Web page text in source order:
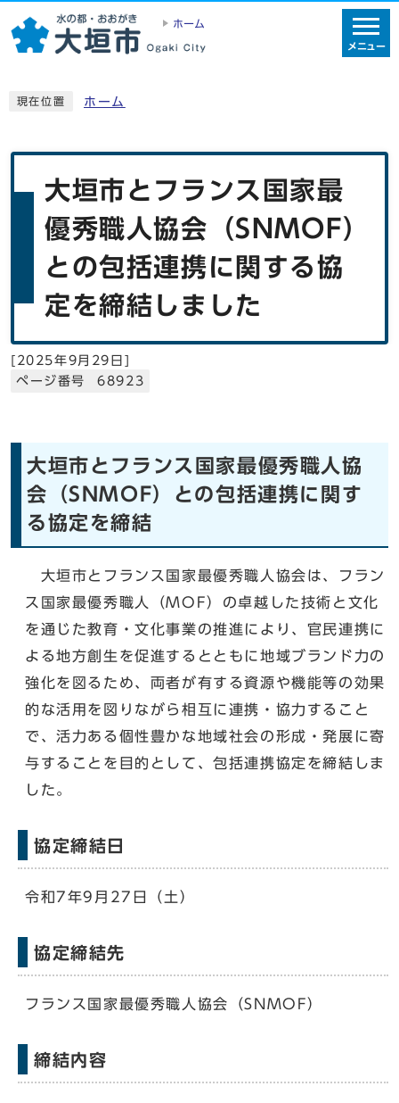
ホーム
メニュー
現在位置 ホーム
大垣市とフランス国家最
優秀職人協会（SNMOF）
との包括連携に関する協
定を締結しました
[ 2025年9月29日 ]
ページ番号 68923
大垣市とフランス国家最優秀職人協
会（SNMOF）との包括連携に関す
る協定を締結
大垣市とフランス国家最優秀職人協会は、フラン
ス国家最優秀職人（MOF）の卓越した技術と文化
を通じた教育・文化事業の推進により、官民連携に
よる地方創生を促進するとともに地域ブランド力の
強化を図るため、両者が有する資源や機能等の効果
的な活用を図りながら相互に連携・協力すること
で、活力ある個性豊かな地域社会の形成・発展に寄
与することを目的として、包括連携協定を締結しま
した。
協定締結日
令和7年9月27日（土）
協定締結先
フランス国家最優秀職人協会（SNMOF）
締結内容